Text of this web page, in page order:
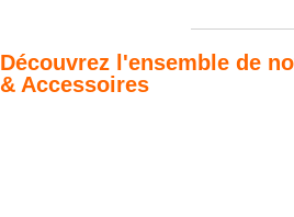
Découvrez l'ensemble de
& Accessoires